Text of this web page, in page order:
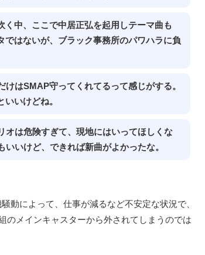
中、ここで中居正弘を起用しテーマ曲も
はないが、ブラック事務所のパワハラに負
はSMAP守ってくれてるって感じがする。
いけどね。
オは危険すぎて、現地にはいってほしくな
いけど、できれば新曲がよかったな。
動によって、仕事が減るなど不安定な状況で、
のメインキャスターから外されてしまうのでは